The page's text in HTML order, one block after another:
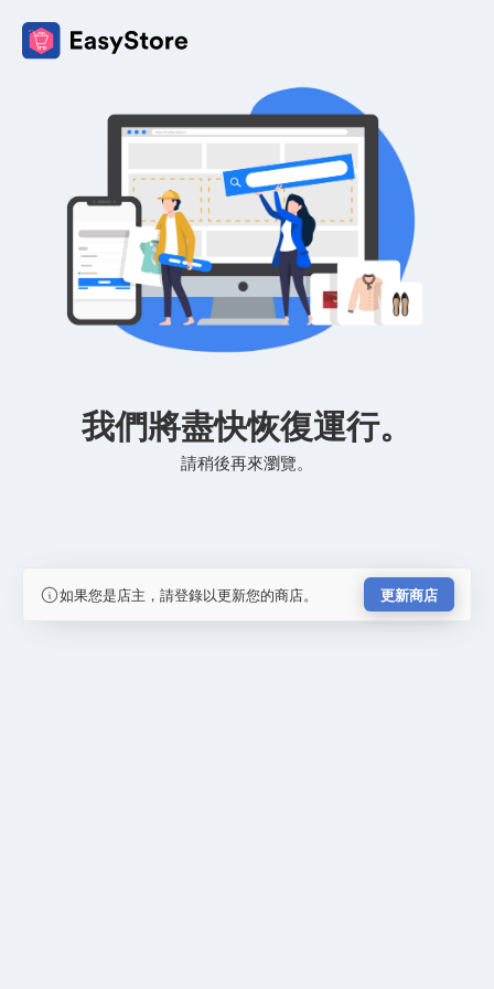
我們將盡快恢復運行。
請稍後再來瀏覽。
如果您是店主，請登錄以更新您的商店。 更新商店